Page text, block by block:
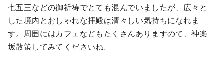
七五三などの御祈祷でとても混んでいましたが、広々と
した境内とおしゃれな拝殿は清々しい気持ちになれま
す。周囲にはカフェなどもたくさんありますので、神楽
坂散策してみてくださいね。